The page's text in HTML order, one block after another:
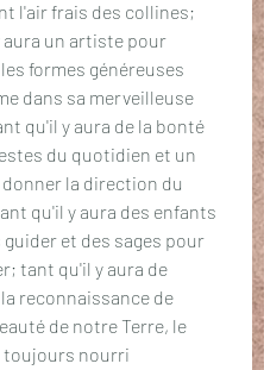
l'air frais des collines;
un artiste pour
formes généreuses
dans sa merveilleuse
qu'il y aura de la bonté
du quotidien et un
la direction du
qu'il y aura des enfants
et des sages pour
tant qu'il y aura de
reconnaissance de
de notre Terre, le
nourri